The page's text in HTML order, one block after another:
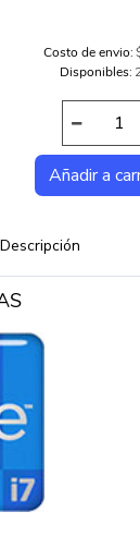
Costo de envio:
Disponibles:
Descripción